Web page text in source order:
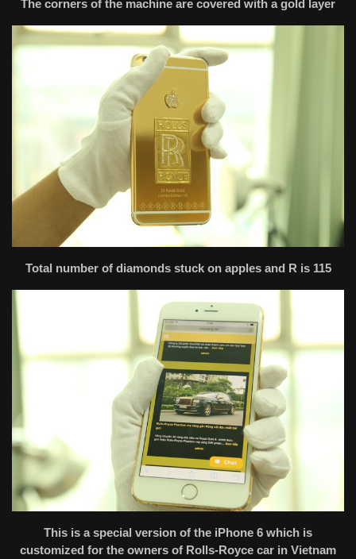
The corners of the machine are covered with a gold layer
Total number of diamonds stuck on apples and R is 115
This is a special version of the iPhone 6 which is
customized for the owners of Rolls-Royce car in Vietnam